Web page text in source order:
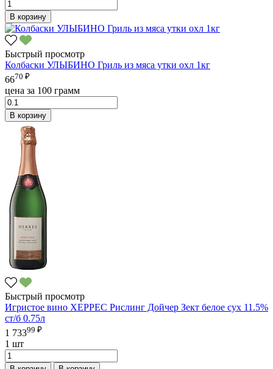
В корзину
Быстрый просмотр
Колбаски УЛЫБИНО Гриль из мяса утки охл 1кг
6670 ₽
цена за 100 грамм
В корзину
Быстрый просмотр
Игристое вино ХЕРРЕС Рислинг Дойчер Зект белое сух 11.5%
ст/б 0.75л
1 73399 ₽
1 шт